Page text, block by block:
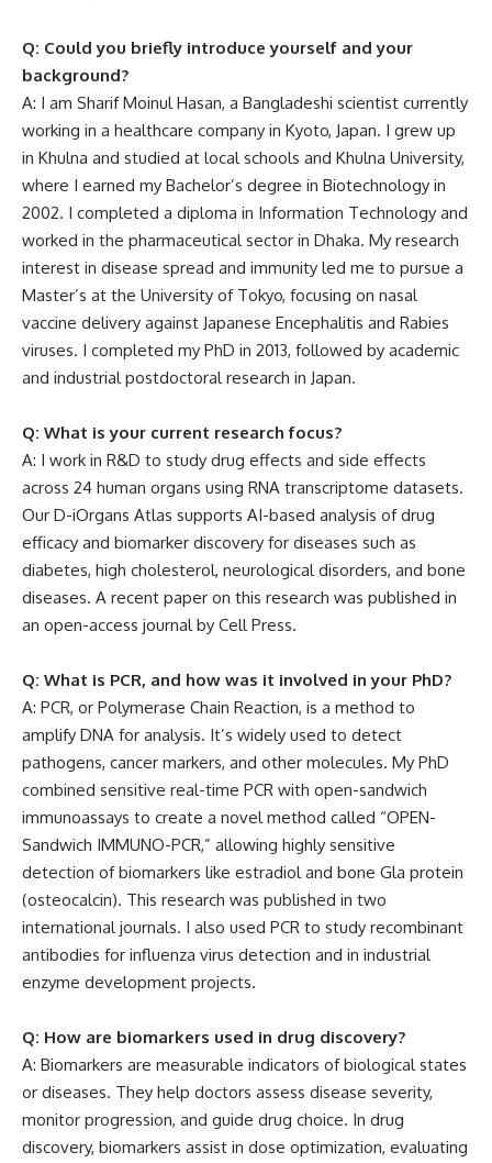
Q: Could you briefly introduce yourself and your
background?
A: I am Sharif Moinul Hasan, a Bangladeshi scientist currently
working in a healthcare company in Kyoto, Japan. I grew up
in Khulna and studied at local schools and Khulna University,
where I earned my Bachelor’s degree in Biotechnology in
2002. I completed a diploma in Information Technology and
worked in the pharmaceutical sector in Dhaka. My research
interest in disease spread and immunity led me to pursue a
Master’s at the University of Tokyo, focusing on nasal
vaccine delivery against Japanese Encephalitis and Rabies
viruses. I completed my PhD in 2013, followed by academic
and industrial postdoctoral research in Japan.
Q: What is your current research focus?
A: I work in R&D to study drug effects and side effects
across 24 human organs using RNA transcriptome datasets.
Our D-iOrgans Atlas supports AI-based analysis of drug
efficacy and biomarker discovery for diseases such as
diabetes, high cholesterol, neurological disorders, and bone
diseases. A recent paper on this research was published in
an open-access journal by Cell Press.
Q: What is PCR, and how was it involved in your PhD?
A: PCR, or Polymerase Chain Reaction, is a method to
amplify DNA for analysis. It’s widely used to detect
pathogens, cancer markers, and other molecules. My PhD
combined sensitive real-time PCR with open-sandwich
immunoassays to create a novel method called “OPEN-
Sandwich IMMUNO-PCR,” allowing highly sensitive
detection of biomarkers like estradiol and bone Gla protein
(osteocalcin). This research was published in two
international journals. I also used PCR to study recombinant
antibodies for influenza virus detection and in industrial
enzyme development projects.
Q: How are biomarkers used in drug discovery?
A: Biomarkers are measurable indicators of biological states
or diseases. They help doctors assess disease severity,
monitor progression, and guide drug choice. In drug
discovery, biomarkers assist in dose optimization, evaluating